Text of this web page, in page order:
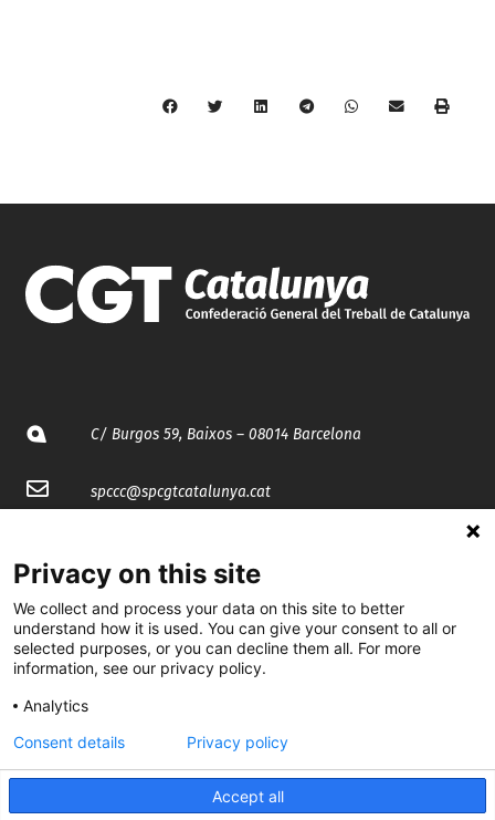
C/ Burgos 59, Baixos – 08014 Barcelona
spccc@spcgtcatalunya.cat
@CGTCatalunya
cgtcatalunya
cgtcatalunya
Privacy on this site
We collect and process your data on this site to better
understand how it is used. You can give your consent to all or
selected purposes, or you can decline them all. For more
information, see our privacy policy.
Analytics
Accept all
Consent details Privacy policy